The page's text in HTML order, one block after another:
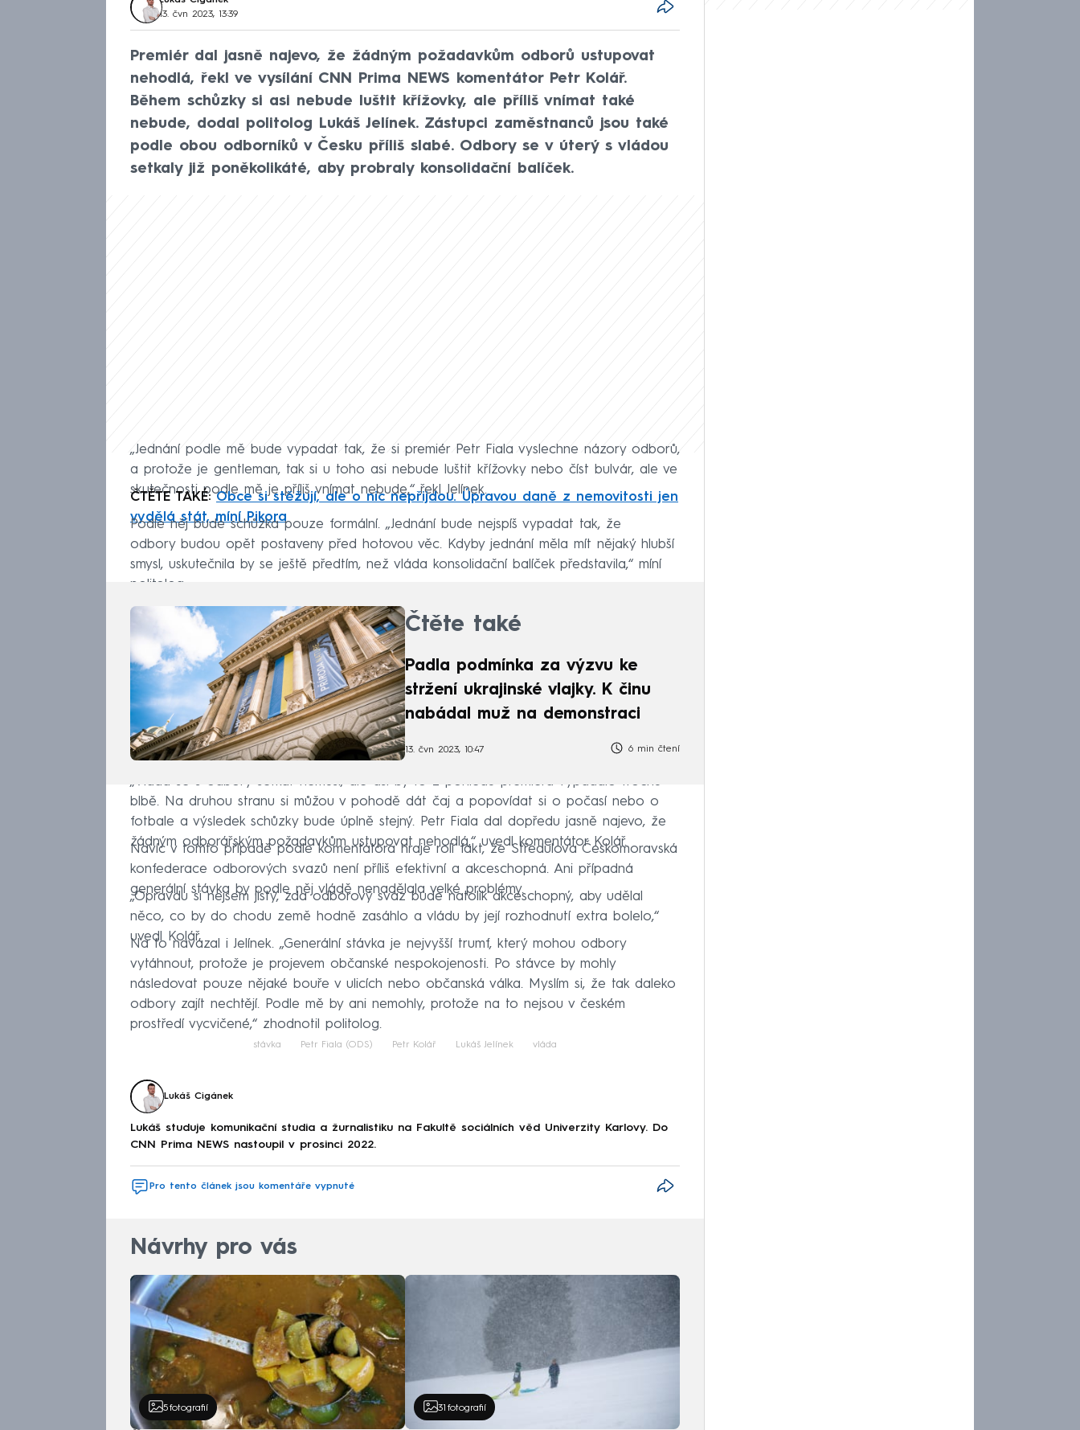
13. čvn 2023, 13:39
Premiér dal jasně najevo, že žádným požadavkům odborů ustupovat
nehodlá, řekl ve vysílání CNN Prima NEWS komentátor Petr Kolář.
Během schůzky si asi nebude luštit křížovky, ale příliš vnímat také
nebude, dodal politolog Lukáš Jelínek. Zástupci zaměstnanců jsou také
podle obou odborníků v Česku příliš slabé. Odbory se v úterý s vládou
setkaly již poněkolikáté, aby probraly konsolidační balíček.
„Jednání podle mě bude vypadat tak, že si premiér Petr Fiala vyslechne názory odborů,
a protože je gentleman, tak si u toho asi nebude luštit křížovky nebo číst bulvár, ale ve
skutečnosti podle mě je příliš vnímat nebude,“ řekl Jelínek.
ČTĚTE TAKÉ:Obce si stěžují, ale o nic nepřijdou. Úpravou daně z nemovitosti jen
vydělá stát, míní Pikora
Podle něj bude schůzka pouze formální. „Jednání bude nejspíš vypadat tak, že
odbory budou opět postaveny před hotovou věc. Kdyby jednání měla mít nějaký hlubší
smysl, uskutečnila by se ještě předtím, než vláda konsolidační balíček představila,“ míní
politolog.
Čtěte také
Padla podmínka za výzvu ke
stržení ukrajinské vlajky. K činu
nabádal muž na demonstraci
13. čvn 2023, 10:47 6 min čtení
„Vláda se s odbory setkat nemusí, ale asi by to z pohledu premiéra vypadalo trochu
blbě. Na druhou stranu si můžou v pohodě dát čaj a popovídat si o počasí nebo o
fotbale a výsledek schůzky bude úplně stejný. Petr Fiala dal dopředu jasně najevo, že
žádným odborářským požadavkům ustupovat nehodlá,“ uvedl komentátor Kolář.
Navíc v tomto případě podle komentátora hraje roli fakt, že Středulova Českomoravská
konfederace odborových svazů není příliš efektivní a akceschopná. Ani případná
generální stávka by podle něj vládě nenadělala velké problémy.
„Opravdu si nejsem jistý, zda odborový svaz bude natolik akceschopný, aby udělal
něco, co by do chodu země hodně zasáhlo a vládu by její rozhodnutí extra bolelo,“
uvedl Kolář.
Na to navázal i Jelínek. „Generální stávka je nejvyšší trumf, který mohou odbory
vytáhnout, protože je projevem občanské nespokojenosti. Po stávce by mohly
následovat pouze nějaké bouře v ulicích nebo občanská válka. Myslím si, že tak daleko
odbory zajít nechtějí. Podle mě by ani nemohly, protože na to nejsou v českém
prostředí vycvičené,“ zhodnotil politolog.
stávka Petr Fiala (ODS) Petr Kolář Lukáš Jelínek vláda
Lukáš Cigánek
Lukáš studuje komunikační studia a žurnalistiku na Fakultě sociálních věd Univerzity Karlovy. Do
CNN Prima NEWS nastoupil v prosinci 2022.
Pro tento článek jsou komentáře vypnuté
Návrhy pro vás
5 fotografií 31 fotografií